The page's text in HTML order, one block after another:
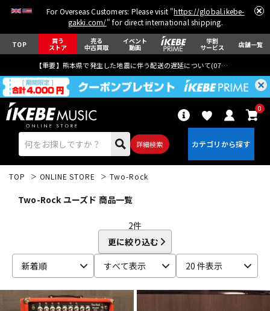
For Overseas Customers: Please visit "https://global.ikebe-
gakki.com/" for direct international shipping.
TOP 買う
ストア
売る
中古買取
イベント
動画
学割
サービス 店舗一覧
【重要】熊本県で発生した地震に伴う配送の遅延について(07月29日
詳細検索
0
ベース ウクレレ
TOP ONLINE STORE Two-Rock
Two-Rock ユーズド 商品一覧
2件
更に絞り込む
新着順
すべて表示 20 件表示